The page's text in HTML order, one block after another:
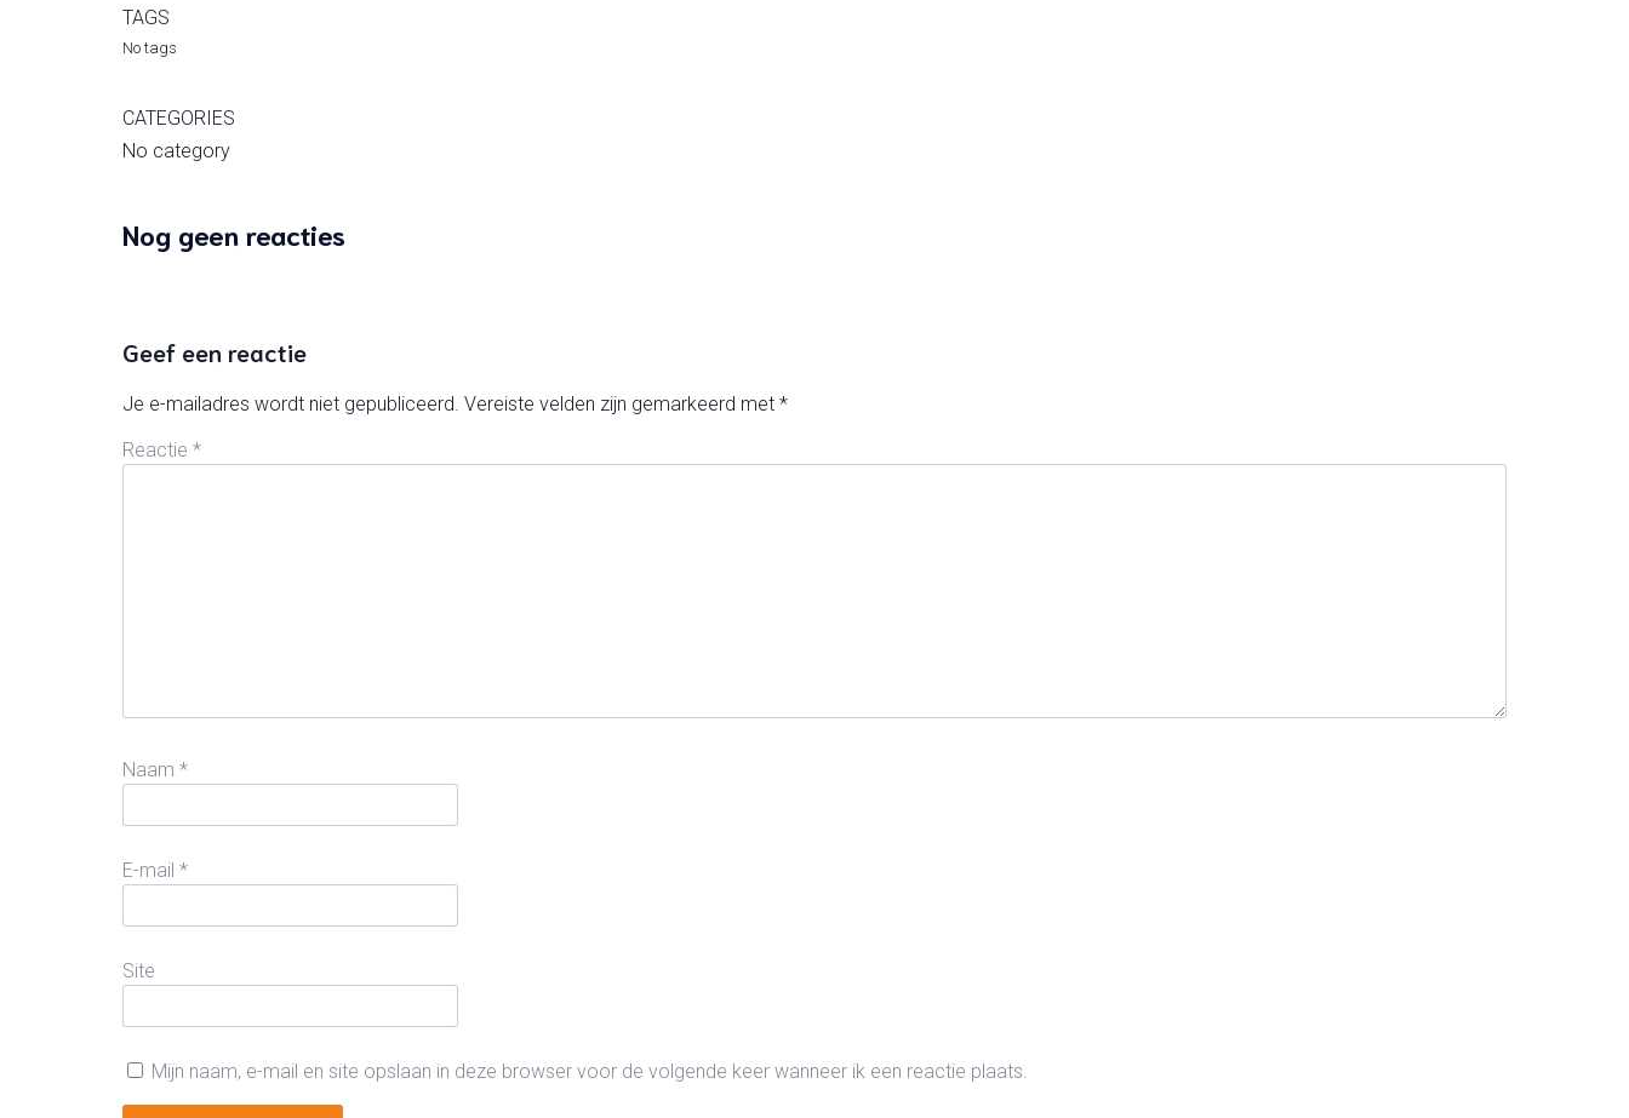
TAGS
No tags
CATEGORIES
No category
Nog geen reacties
Geef een reactie
Je e-mailadres wordt niet gepubliceerd. Vereiste velden zijn gemarkeerd met *
Reactie *
Naam *
E-mail *
Site
Mijn naam, e-mail en site opslaan in deze browser voor de volgende keer wanneer ik een reactie plaats.